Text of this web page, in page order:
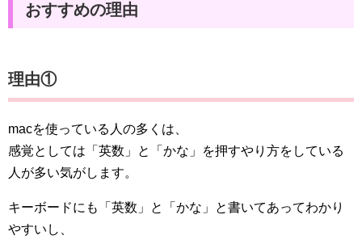
おすすめの理由
理由①
macを使っている人の多くは、
感覚としては「英数」と「かな」を押すやり方をしている
人が多い気がします。
キーボードにも「英数」と「かな」と書いてあってわかり
やすいし、